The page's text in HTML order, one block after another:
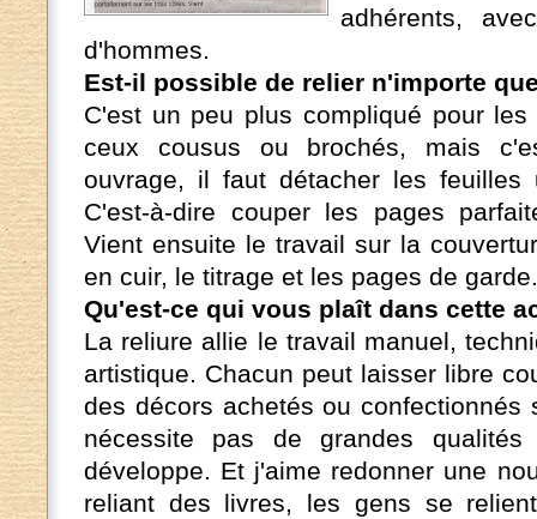
adhérents,
d'hommes.
Est-il possible de relier n'importe
C'est un peu plus compliqué pour
ceux cousus ou brochés, mais
ouvrage, il faut détacher les
C'est-à-dire couper les pages
Vient ensuite le travail sur la
en cuir, le titrage et les pages de garde.
Qu'est-ce qui vous plaît dans cette
La reliure allie le travail manuel,
artistique. Chacun peut laisser libre
des décors achetés ou confectionnés
nécessite pas de grandes
développe. Et j'aime redonner une
reliant des livres, les gens se